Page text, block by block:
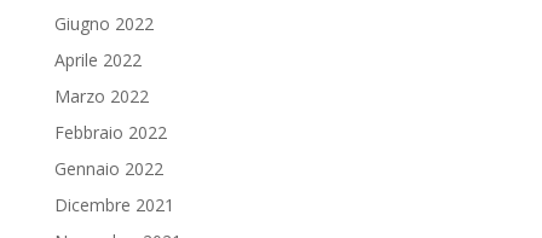
Giugno 2022
Aprile 2022
Marzo 2022
Febbraio 2022
Gennaio 2022
Dicembre 2021